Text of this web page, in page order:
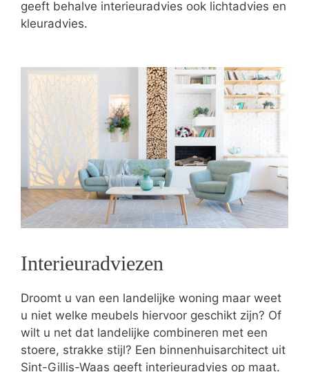
geeft behalve interieuradvies ook lichtadvies en
kleuradvies.
Interieuradviezen
Droomt u van een landelijke woning maar weet
u niet welke meubels hiervoor geschikt zijn? Of
wilt u net dat landelijke combineren met een
stoere, strakke stijl? Een binnenhuisarchitect uit
Sint-Gillis-Waas geeft interieuradvies op maat.